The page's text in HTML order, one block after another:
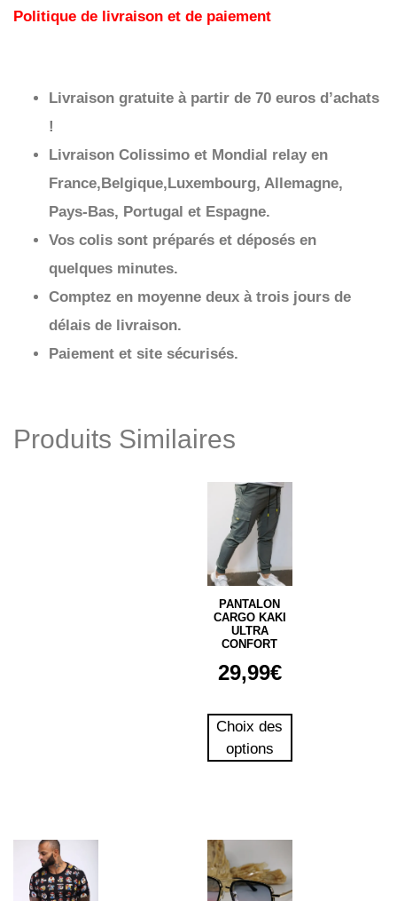
Politique de livraison et de paiement
Livraison gratuite à partir de 70 euros d’achats
!
Livraison Colissimo et Mondial relay en
France,Belgique,Luxembourg, Allemagne,
Pays-Bas, Portugal et Espagne.
Vos colis sont préparés et déposés en
quelques minutes.
Comptez en moyenne deux à trois jours de
délais de livraison.
Paiement et site sécurisés.
Produits Similaires
PANTALON
CARGO KAKI
ULTRA
CONFORT
29,99€
Choix des
options